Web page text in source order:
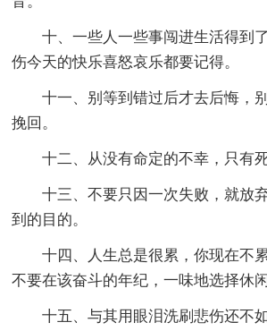
十、一些人一些事闯进生活得到
伤今天的快乐喜怒哀乐都要记得。
十一、别等到错过后才去后悔，别
挽回。
十二、从没有命定的不幸，只有死
十三、不要只因一次失败，就放
到的目的。
十四、人生总是很累，你现在不累
不要在该奋斗的年纪，一味地选择休闲
十五、与其用眼泪洗刷悲伤还不如